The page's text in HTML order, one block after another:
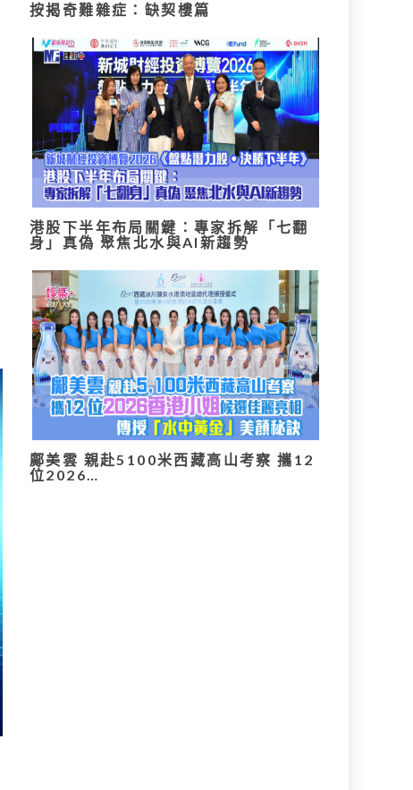
按揭奇難雜症：缺契樓篇
港股下半年布局關鍵：專家拆解「七翻
身」真偽 聚焦北水與AI新趨勢
鄺美雲 親赴5100米西藏高山考察 攜12
位2026…